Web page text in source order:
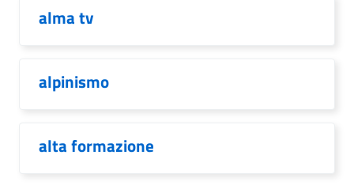
alma tv
alpinismo
alta formazione